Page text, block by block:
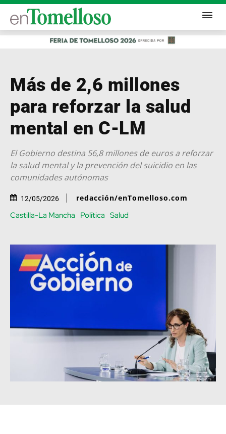
Más de 2,6 millones
para reforzar la salud
mental en C-LM
El Gobierno destina 56,8 millones de euros a reforzar
la salud mental y la prevención del suicidio en las
comunidades autónomas
12/05/2026 redacción/enTomelloso.com
Castilla-La Mancha Política Salud